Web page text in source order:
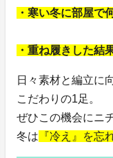
・寒い冬に部屋で
・重ね履きした結
日々素材と編立に
こだわりの1足。
ぜひこの機会にニ
冬は 『冷え』を忘